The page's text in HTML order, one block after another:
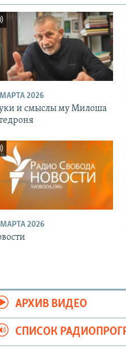
2026
и смыслы му Милоша
2026
АРХИВ ВИДЕО
СПИСОК